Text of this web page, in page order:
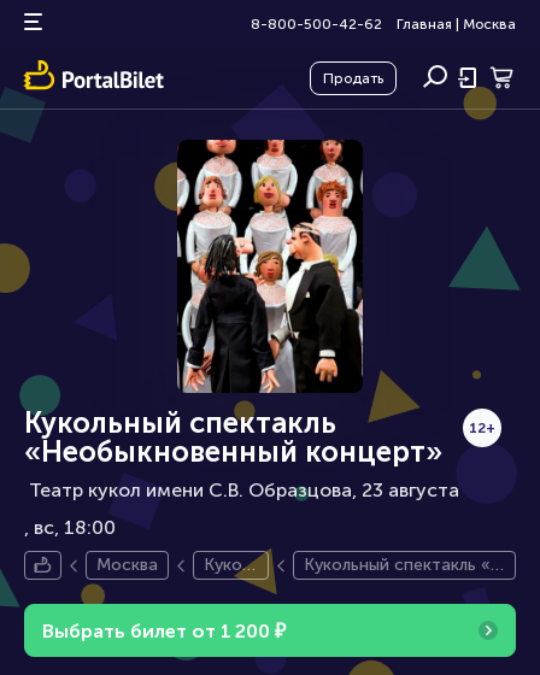
8-800-500-42-62 Главная Москва
Продать
Кукольный спектакль
«Необыкновенный концерт»
Театр кукол имени С.В. Образцова, 23 августа
12+
вс, 18:00
Москва
Кукол
ьный т
еатр
Кукольный спектакль «Н
т»
Выбрать билет от 1 200 ₽